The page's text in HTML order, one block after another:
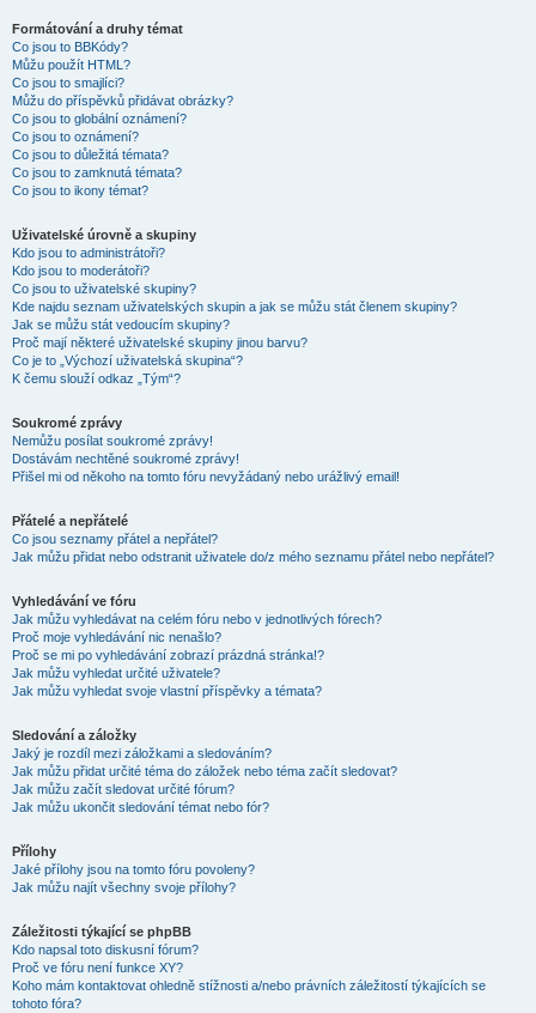
Formátování a druhy témat
Co jsou to BBKódy?
Můžu použít HTML?
Co jsou to smajlíci?
Můžu do příspěvků přidávat obrázky?
Co jsou to globální oznámení?
Co jsou to oznámení?
Co jsou to důležitá témata?
Co jsou to zamknutá témata?
Co jsou to ikony témat?
Uživatelské úrovně a skupiny
Kdo jsou to administrátoři?
Kdo jsou to moderátoři?
Co jsou to uživatelské skupiny?
Kde najdu seznam uživatelských skupin a jak se můžu stát členem skupiny?
Jak se můžu stát vedoucím skupiny?
Proč mají některé uživatelské skupiny jinou barvu?
Co je to „Výchozí uživatelská skupina“?
K čemu slouží odkaz „Tým“?
Soukromé zprávy
Nemůžu posílat soukromé zprávy!
Dostávám nechtěné soukromé zprávy!
Přišel mi od někoho na tomto fóru nevyžádaný nebo urážlivý email!
Přátelé a nepřátelé
Co jsou seznamy přátel a nepřátel?
Jak můžu přidat nebo odstranit uživatele do/z mého seznamu přátel nebo nepřátel?
Vyhledávání ve fóru
Jak můžu vyhledávat na celém fóru nebo v jednotlivých fórech?
Proč moje vyhledávání nic nenašlo?
Proč se mi po vyhledávání zobrazí prázdná stránka!?
Jak můžu vyhledat určité uživatele?
Jak můžu vyhledat svoje vlastní příspěvky a témata?
Sledování a záložky
Jaký je rozdíl mezi záložkami a sledováním?
Jak můžu přidat určité téma do záložek nebo téma začít sledovat?
Jak můžu začít sledovat určité fórum?
Jak můžu ukončit sledování témat nebo fór?
Přílohy
Jaké přílohy jsou na tomto fóru povoleny?
Jak můžu najít všechny svoje přílohy?
Záležitosti týkající se phpBB
Kdo napsal toto diskusní fórum?
Proč ve fóru není funkce XY?
Koho mám kontaktovat ohledně stížnosti a/nebo právních záležitostí týkajících se
tohoto fóra?